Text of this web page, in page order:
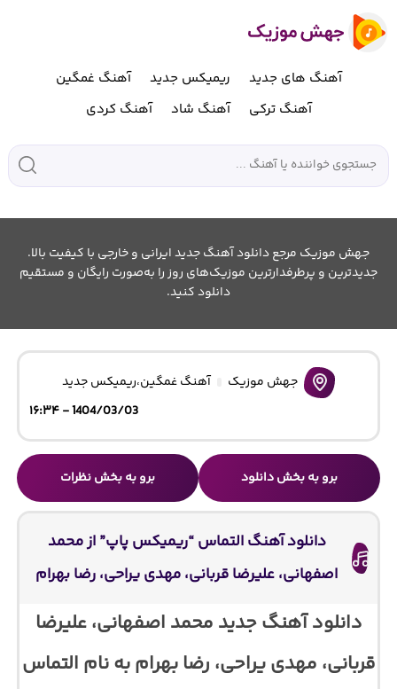
آهنگ های جدید ریمیکس جدید
آهنگ غمگین
آهنگ ترکی
آهنگ شاد آهنگ کردی
جهش موزیک مرجع دانلود آهنگ جدید ایرانی و خارجی با کیفیت بالا.
جدیدترین و پرطرفدارترین موزیک‌های روز را به‌صورت رایگان و مستقیم
دانلود کنید.
جهش موزیک آهنگ غمگین،ریمیکس جدید
1404/03/03 - ۱۶:۳۴
برو به بخش دانلود برو به بخش نظرات
دانلود آهنگ التماس “ریمیکس پاپ” از محمد
اصفهانی، علیرضا قربانی، مهدی یراحی، رضا بهرام
دانلود آهنگ جدید محمد اصفهانی، علیرضا
قربانی، مهدی یراحی، رضا بهرام به نام التماس